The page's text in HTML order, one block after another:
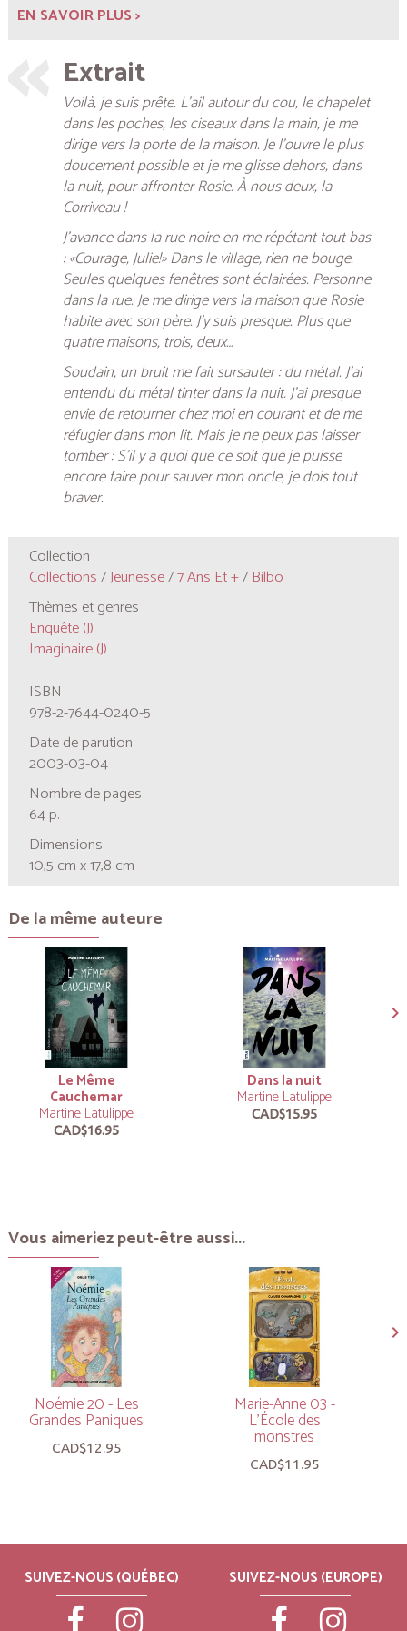
EN SAVOIR PLUS >
Extrait
Voilà, je suis prête. L’ail autour du cou, le chapelet
dans les poches, les ciseaux dans la main, je me
dirige vers la porte de la maison. Je l’ouvre le plus
doucement possible et je me glisse dehors, dans
la nuit, pour affronter Rosie. À nous deux, la
Corriveau !
J’avance dans la rue noire en me répétant tout bas
: «Courage, Julie!» Dans le village, rien ne bouge.
Seules quelques fenêtres sont éclairées. Personne
dans la rue. Je me dirige vers la maison que Rosie
habite avec son père. J’y suis presque. Plus que
quatre maisons, trois, deux…
Soudain, un bruit me fait sursauter : du métal. J’ai
entendu du métal tinter dans la nuit. J’ai presque
envie de retourner chez moi en courant et de me
réfugier dans mon lit. Mais je ne peux pas laisser
tomber : S’il y a quoi que ce soit que je puisse
encore faire pour sauver mon oncle, je dois tout
braver.
Collection
Collections/Jeunesse/7 Ans Et +/ Bilbo
Thèmes et genres
Enquête (J)
Imaginaire (J)
ISBN
978-2-7644-0240-5
Date de parution
2003-03-04
Nombre de pages
64 p.
Dimensions
10,5 cm x 17,8 cm
De la même auteure
Le Même
Cauchemar
Martine Latulippe
CAD$16.95
Dans la nuit
Martine Latulippe
CAD$15.95
Vous aimeriez peut-être aussi...
Noémie 20 - Les
Grandes Paniques
CAD$12.95
Marie-Anne 03 -
L’École des
monstres
CAD$11.95
SUIVEZ-NOUS (QUÉBEC) SUIVEZ-NOUS (EUROPE)